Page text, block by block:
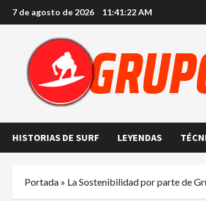
Saltar
al
7 de agosto de 2026 11:41:23 AM
HISTORIAS DE SURF LEYENDAS
Portada » La Sostenibilidad por parte de